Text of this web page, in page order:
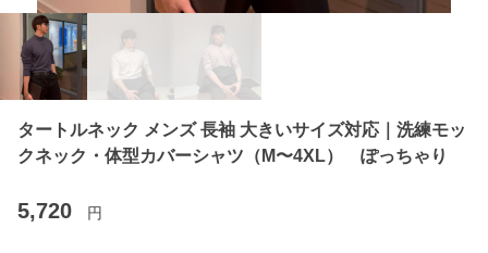
タートルネック メンズ 長袖 大きいサイズ対応｜洗練モッ
クネック・体型カバーシャツ（M〜4XL） ぽっちゃり
5,720 円